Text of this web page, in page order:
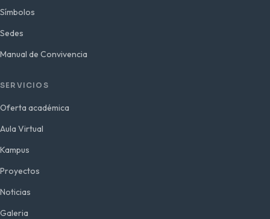
Símbolos
Sedes
Manual de Convivencia
SERVICIOS
Oferta académica
Aula Virtual
Kampus
Proyectos
Noticias
Galeria